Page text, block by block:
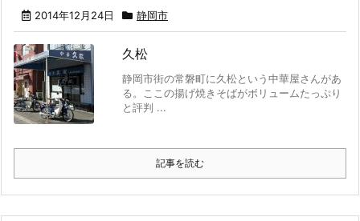
2014年12月24日 静岡市
久松
静岡市街の常磐町に久松という中華屋さんがあ
る。ここの揚げ焼きそばがボリュームたっぷり
と評判 ...
記事を読む